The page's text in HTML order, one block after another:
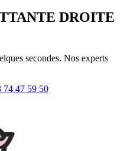
DROITE
secondes. Nos experts
74 47 59 50